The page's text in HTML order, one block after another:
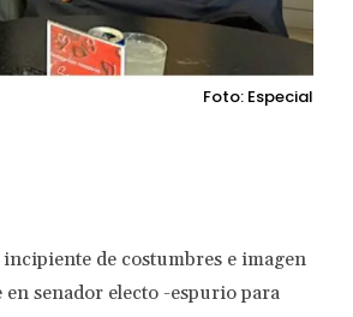
Foto: Especial
de costumbres e imagen
senador electo -espurio para